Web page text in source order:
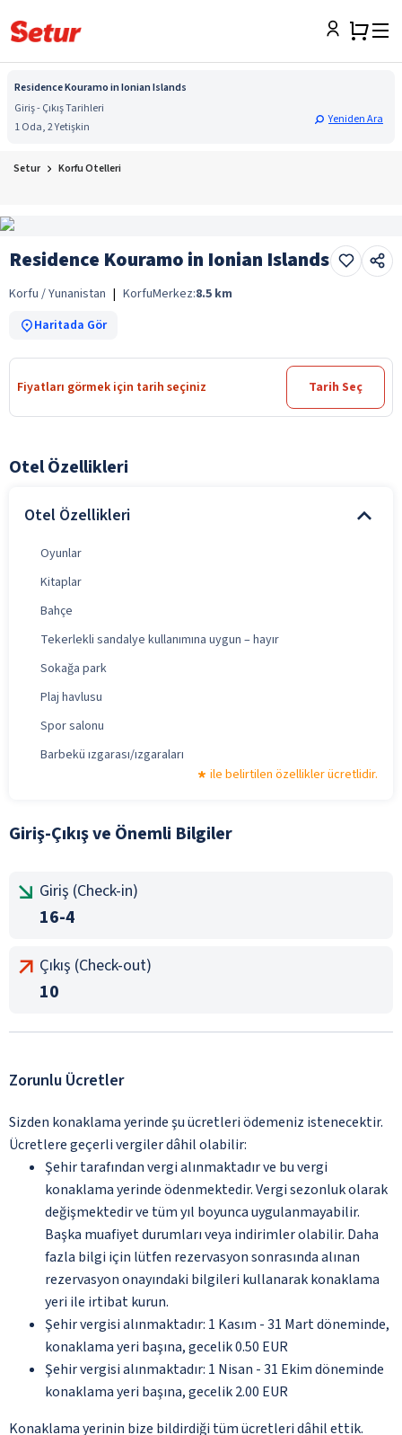
Residence Kouramo in Ionian Islands
Giriş - Çıkış Tarihleri
1 Oda, 2 Yetişkin
Yeniden Ara
Setur Korfu Otelleri
Residence Kouramo in Ionian Islands
Korfu / Yunanistan | KorfuMerkez:8.5 km
Haritada Gör
Fiyatları görmek için tarih seçiniz Tarih Seç
Otel Özellikleri
Otel Özellikleri
Oyunlar
Kitaplar
Bahçe
Tekerlekli sandalye kullanımına uygun – hayır
Sokağa park
Plaj havlusu
Spor salonu
Barbekü ızgarası/ızgaraları
ile belirtilen özellikler ücretlidir.
Giriş-Çıkış ve Önemli Bilgiler
Giriş (Check-in)
16-4
Çıkış (Check-out)
10
Zorunlu Ücretler
Sizden konaklama yerinde şu ücretleri ödemeniz istenecektir.
Ücretlere geçerli vergiler dâhil olabilir:
Şehir tarafından vergi alınmaktadır ve bu vergi
konaklama yerinde ödenmektedir. Vergi sezonluk olarak
değişmektedir ve tüm yıl boyunca uygulanmayabilir.
Başka muafiyet durumları veya indirimler olabilir. Daha
fazla bilgi için lütfen rezervasyon sonrasında alınan
rezervasyon onayındaki bilgileri kullanarak konaklama
yeri ile irtibat kurun.
Şehir vergisi alınmaktadır: 1 Kasım - 31 Mart döneminde,
konaklama yeri başına, gecelik 0.50 EUR
Şehir vergisi alınmaktadır: 1 Nisan - 31 Ekim döneminde
konaklama yeri başına, gecelik 2.00 EUR
Konaklama yerinin bize bildirdiği tüm ücretleri dâhil ettik.